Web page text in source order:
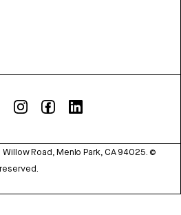
Road, Menlo Park, CA 94025. ©